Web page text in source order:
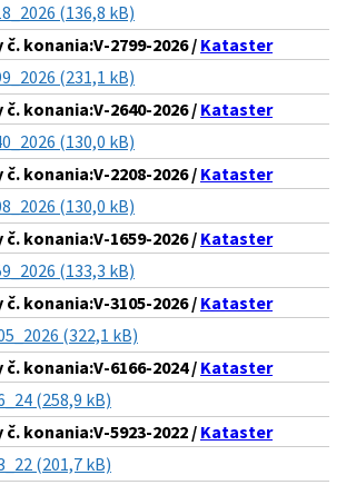
(136,8 kB)
konania:V-2799-2026 / Kataster
(231,1 kB)
konania:V-2640-2026 / Kataster
(130,0 kB)
konania:V-2208-2026 / Kataster
(130,0 kB)
konania:V-1659-2026 / Kataster
(133,3 kB)
konania:V-3105-2026 / Kataster
(322,1 kB)
konania:V-6166-2024 / Kataster
(258,9 kB)
konania:V-5923-2022 / Kataster
(201,7 kB)